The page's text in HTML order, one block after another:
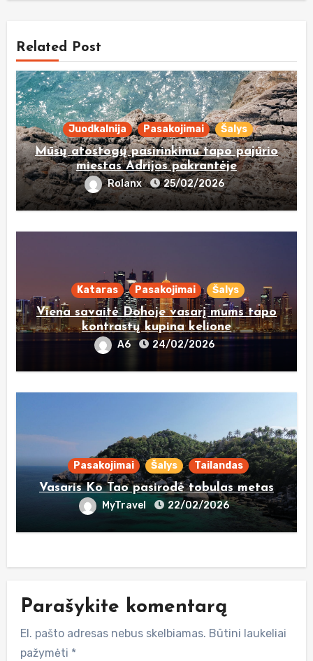
Related Post
Juodkalnija Pasakojimai Šalys
Mūsų atostogų pasirinkimu tapo pajūrio
miestas Adrijos pakrantėje
Rolanx 25/02/2026
Kataras Pasakojimai Šalys
Viena savaitė Dohoje vasarį mums tapo
kontrastų kupina kelione
A6 24/02/2026
Pasakojimai Šalys Tailandas
Vasaris Ko Tao pasirodė tobulas metas
MyTravel 22/02/2026
Parašykite komentarą
El. pašto adresas nebus skelbiamas. Būtini laukeliai
pažymėti *